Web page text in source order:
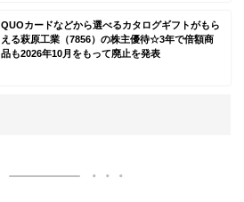
QUOカードなどから選べるカタログギフトがもら
える萩原工業（7856）の株主優待☆3年で倍額商
品も2026年10月をもって廃止を発表